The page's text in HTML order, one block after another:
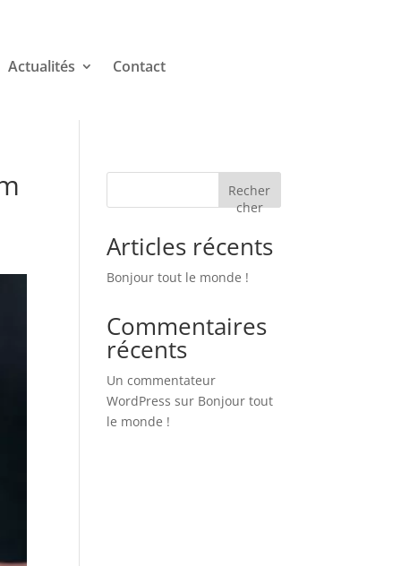
Actualités Contact
Recher
cher
Articles récents
Bonjour tout le monde !
Commentaires
récents
Un commentateur
WordPress sur Bonjour tout
le monde !